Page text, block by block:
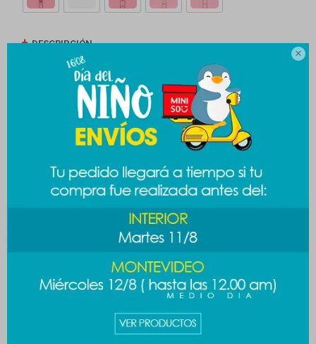

DESCRIPCIÓN
CAMBIOS Y DEVOLUCIONES
MEDIOS DE PAGO